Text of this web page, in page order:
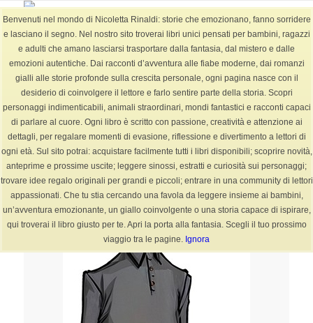
Benvenuti nel mondo di Nicoletta Rinaldi: storie che emozionano, fanno sorridere
e lasciano il segno. Nel nostro sito troverai libri unici pensati per bambini, ragazzi
e adulti che amano lasciarsi trasportare dalla fantasia, dal mistero e dalle
emozioni autentiche. Dai racconti d’avventura alle fiabe moderne, dai romanzi
gialli alle storie profonde sulla crescita personale, ogni pagina nasce con il
desiderio di coinvolgere il lettore e farlo sentire parte della storia. Scopri
personaggi indimenticabili, animali straordinari, mondi fantastici e racconti capaci
di parlare al cuore. Ogni libro è scritto con passione, creatività e attenzione ai
dettagli, per regalare momenti di evasione, riflessione e divertimento a lettori di
ogni età. Sul sito potrai: acquistare facilmente tutti i libri disponibili; scoprire novità,
anteprime e prossime uscite; leggere sinossi, estratti e curiosità sui personaggi;
trovare idee regalo originali per grandi e piccoli; entrare in una community di lettori
appassionati. Che tu stia cercando una favola da leggere insieme ai bambini,
un’avventura emozionante, un giallo coinvolgente o una storia capace di ispirare,
qui troverai il libro giusto per te. Apri la porta alla fantasia. Scegli il tuo prossimo
viaggio tra le pagine. Ignora
Archivio per categoria: Filastrocche
Sei in: Home / BLOG / Filastrocche